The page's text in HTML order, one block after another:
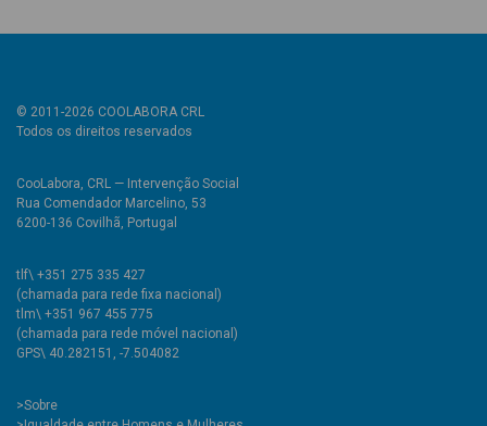
© 2011-2026 COOLABORA CRL
Todos os direitos reservados
CooLabora, CRL — Intervenção Social
Rua Comendador Marcelino, 53
6200-136 Covilhã, Portugal
tlf\ +351 275 335 427
(chamada para rede fixa nacional)
tlm\ +351 967 455 775
(chamada para rede móvel nacional)
GPS\ 40.282151, -7.504082
>Sobre